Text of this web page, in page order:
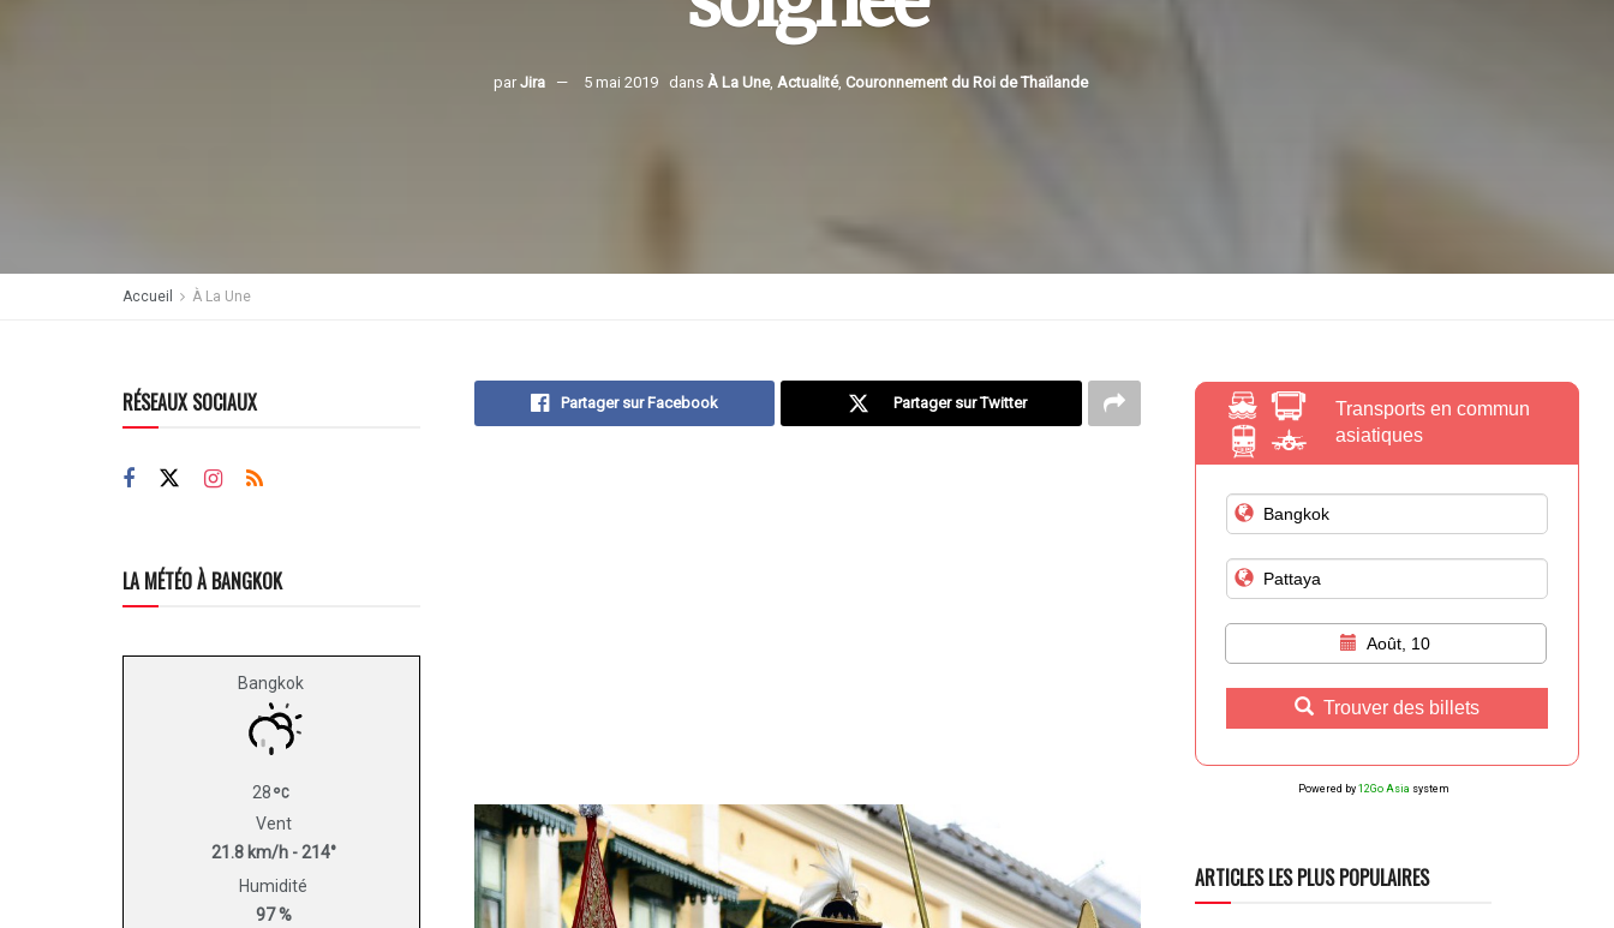
par Jira 5 mai 2019 dans À La Une, Actualité, Couronnement du Roi de Thaïlande
Accueil À La Une
Partager sur Facebook Partager sur Twitter
RÉSEAUX SOCIAUX
LA MÉTÉO À BANGKOK
Bangkok
28
Vent
21.8 km/h - 214°
Humidité
97 %
Transports en commun
asiatiques
Août, 10
Trouver des billets
Powered by 12Go Asia system
ARTICLES LES PLUS POPULAIRES